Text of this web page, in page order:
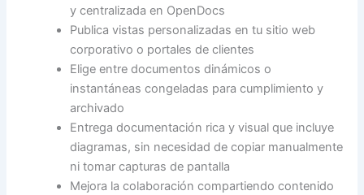
y centralizada en OpenDocs
Publica vistas personalizadas en tu sitio web
corporativo o portales de clientes
Elige entre documentos dinámicos o
instantáneas congeladas para cumplimiento y
archivado
Entrega documentación rica y visual que incluye
diagramas, sin necesidad de copiar manualmente
ni tomar capturas de pantalla
Mejora la colaboración compartiendo contenido